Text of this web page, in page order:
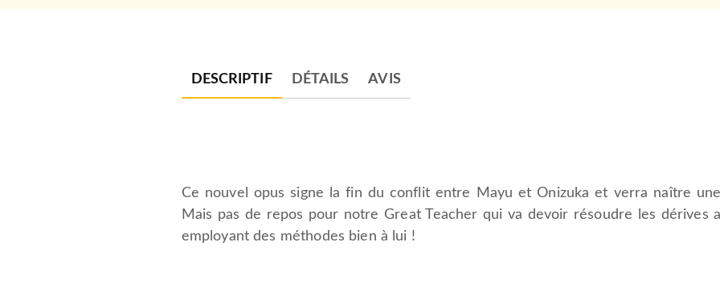
DESCRIPTIF DÉTAILS AVIS
Ce nouvel opus signe la fin du conflit entre Mayu et Onizuka et verra naître
Mais pas de repos pour notre Great Teacher qui va devoir résoudre les dérives
employant des méthodes bien à lui !